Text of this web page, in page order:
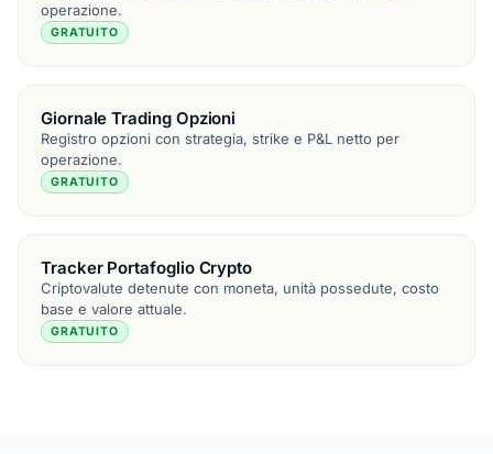
operazione.
GRATUITO
Giornale Trading Opzioni
Registro opzioni con strategia, strike e P&L netto per
operazione.
GRATUITO
Tracker Portafoglio Crypto
Criptovalute detenute con moneta, unità possedute, costo
base e valore attuale.
GRATUITO